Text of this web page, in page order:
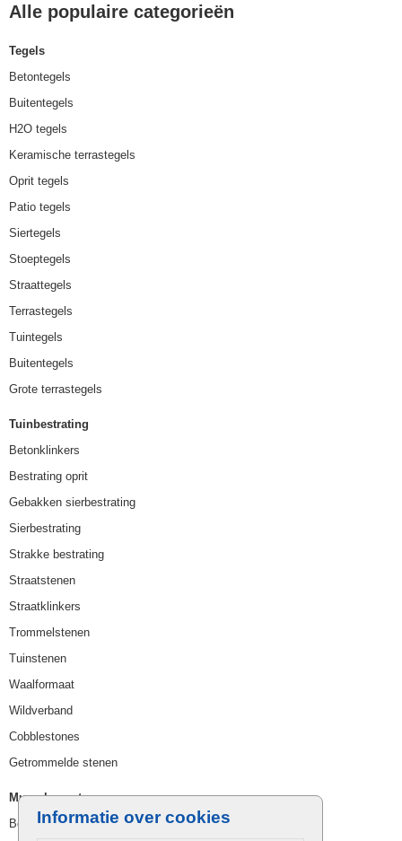
Informatie over cookies
Alle populaire categorieën
Tegels
Betontegels
Buitentegels
H2O tegels
Keramische terrastegels
Oprit tegels
Patio tegels
Siertegels
Stoeptegels
Straattegels
Terrastegels
Tuintegels
Buitentegels
Grote terrastegels
Tuinbestrating
Betonklinkers
Bestrating oprit
Gebakken sierbestrating
Sierbestrating
Strakke bestrating
Straatstenen
Straatklinkers
Trommelstenen
Tuinstenen
Waalformaat
Wildverband
Cobblestones
Getrommelde stenen
Muurelementen
Betonbielzen